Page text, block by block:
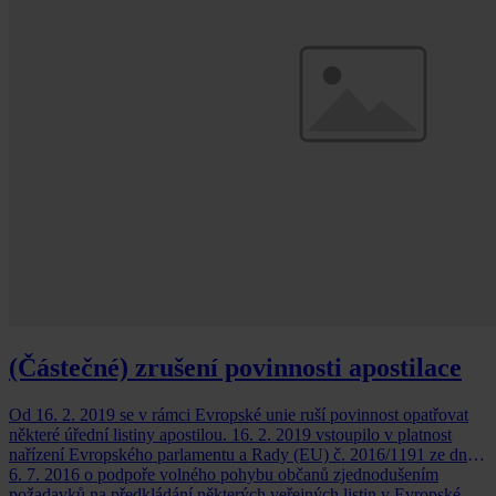
(Částečné) zrušení povinnosti apostilace
Od 16. 2. 2019 se v rámci Evropské unie ruší povinnost opatřovat
některé úřední listiny apostilou. 16. 2. 2019 vstoupilo v platnost
nařízení Evropského parlamentu a Rady (EU) č. 2016/1191 ze dne
6. 7. 2016 o podpoře volného pohybu občanů zjednodušením